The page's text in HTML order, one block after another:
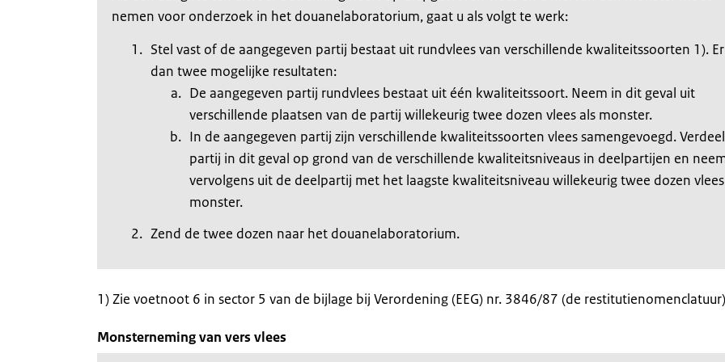
nemen voor onderzoek in het douanelaboratorium, gaat u als volgt te werk:
Stel vast of de aangegeven partij bestaat uit rundvlees van verschillende kwaliteitssoorten 1).
dan twee mogelijke resultaten:
De aangegeven partij rundvlees bestaat uit één kwaliteitssoort. Neem in dit geval uit
verschillende plaatsen van de partij willekeurig twee dozen vlees als monster.
In de aangegeven partij zijn verschillende kwaliteitssoorten vlees samengevoegd.
partij in dit geval op grond van de verschillende kwaliteitsniveaus in deelpartijen en
vervolgens uit de deelpartij met het laagste kwaliteitsniveau willekeurig twee dozen
monster.
Zend de twee dozen naar het douanelaboratorium.
1) Zie voetnoot 6 in sector 5 van de bijlage bij Verordening (EEG) nr. 3846/87 (de
Monsterneming van vers vlees